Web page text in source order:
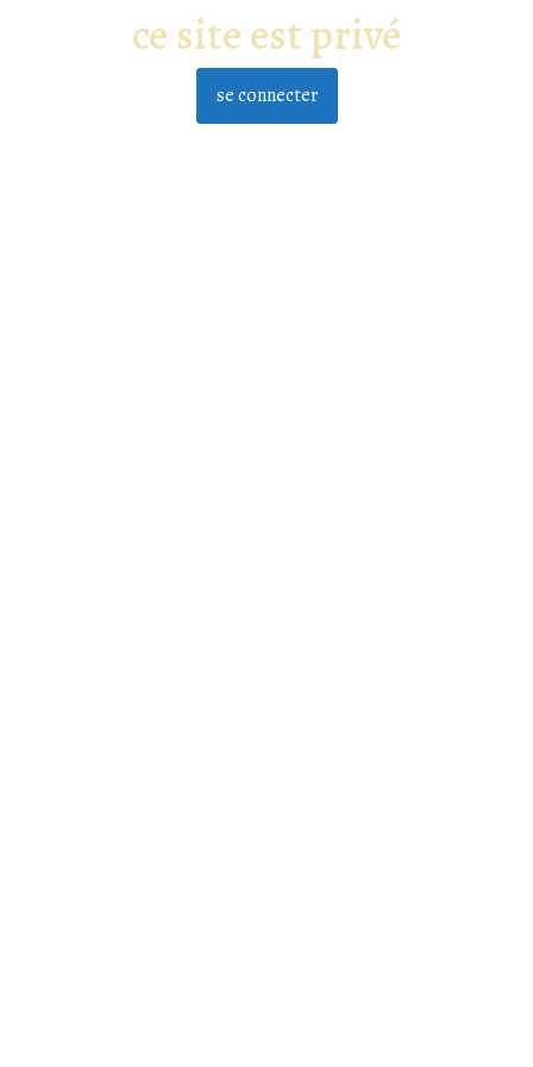
ce site est privé
se connecter